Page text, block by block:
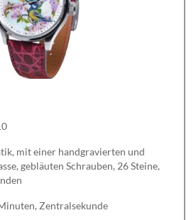
mit einer handgravierten und
gebläuten Schrauben, 26 Steine,
Zentralsekunde